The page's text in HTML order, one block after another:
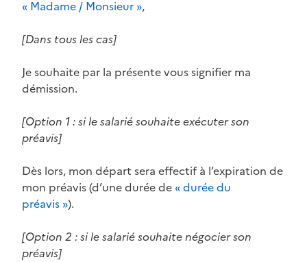
« Madame / Monsieur »,
[Dans tous les cas]
Je souhaite par la présente vous signifier ma
démission.
[Option 1 : si le salarié souhaite exécuter son
préavis]
Dès lors, mon départ sera effectif à l’expiration de
mon préavis (d’une durée de « durée du
préavis »).
[Option 2 : si le salarié souhaite négocier son
préavis]